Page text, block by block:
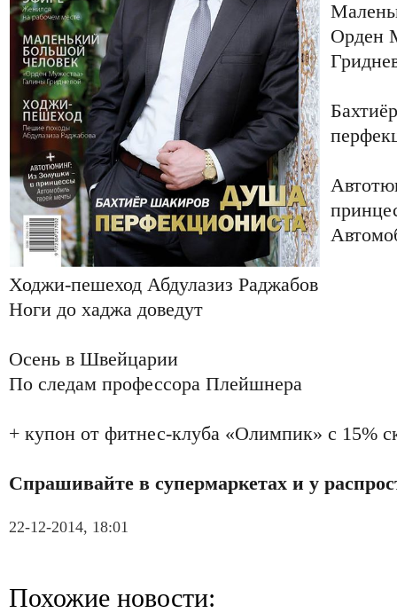
Орден
Ходжи-пешеход Абдулазиз Раджабов
Ноги до хаджа доведут
Осень в Швейцарии
По следам профессора Плейшнера
+ купон от фитнес-клуба «Олимпик» с 15%
Спрашивайте в супермаркетах и у
22-12-2014, 18:01
Похожие новости: